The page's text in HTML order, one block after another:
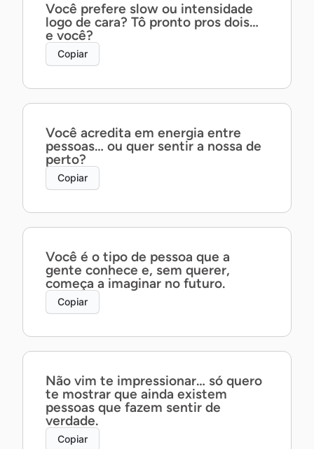
Você prefere slow ou intensidade
logo de cara? Tô pronto pros dois…
e você?
Copiar
Você acredita em energia entre
pessoas… ou quer sentir a nossa de
perto?
Copiar
Você é o tipo de pessoa que a
gente conhece e, sem querer,
começa a imaginar no futuro.
Copiar
Não vim te impressionar… só quero
te mostrar que ainda existem
pessoas que fazem sentir de
verdade.
Copiar